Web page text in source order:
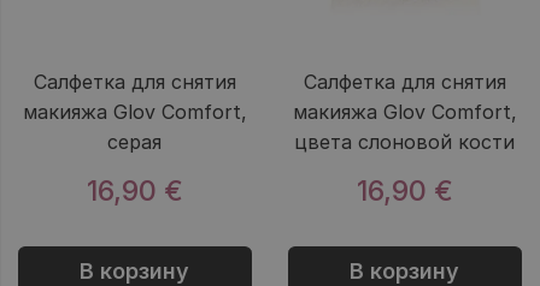
Салфетка для снятия
макияжа Glov Comfort,
серая
16,90 €
В корзину
Салфетка для снятия
макияжа Glov Comfort,
цвета слоновой кости
16,90 €
В корзину